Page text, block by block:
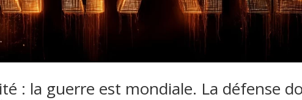
: la guerre est mondiale. La défense